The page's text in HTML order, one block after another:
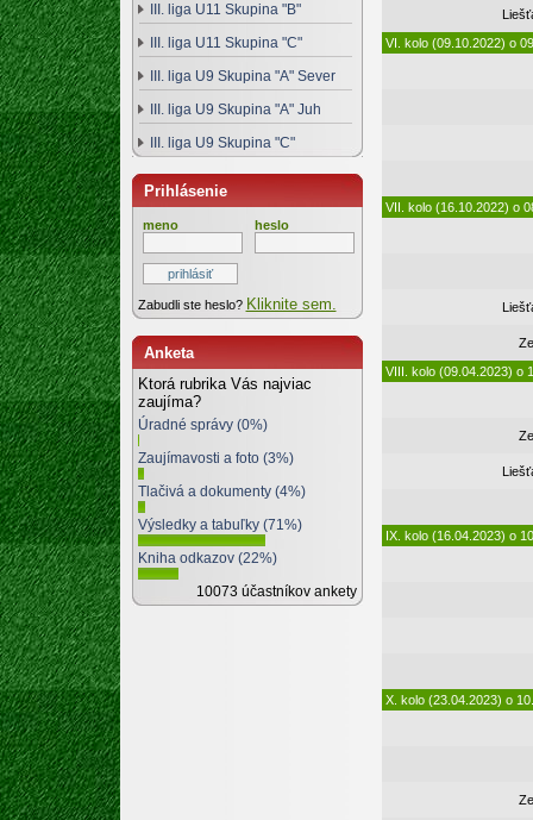
III. liga U11 Skupina "B"
III. liga U11 Skupina "C"
III. liga U9 Skupina "A" Sever
III. liga U9 Skupina "A" Juh
III. liga U9 Skupina "C"
Prihlásenie
meno heslo
Zabudli ste heslo? Kliknite sem.
Anketa
Ktorá rubrika Vás najviac
zaujíma?
Úradné správy (0%)
Zaujímavosti a foto (3%)
Tlačivá a dokumenty (4%)
Výsledky a tabuľky (71%)
Kniha odkazov (22%)
10073 účastníkov ankety
VI. kolo (09.10.2022) o
VII. kolo (16.10.2022) o
VIII. kolo (09.04.2023) o
IX. kolo (16.04.2023) o
X. kolo (23.04.2023) o